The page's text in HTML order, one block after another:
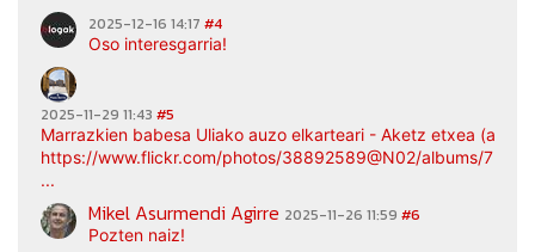
2025-12-16 14:17 #4
Oso interesgarria!
2025-11-29 11:43 #5
Marrazkien babesa Uliako auzo elkarteari - Aketz etxea
https://www.flickr.com/photos/38892589@N02/albums/
...
Mikel Asurmendi Agirre 2025-11-26 11:59 #6
Pozten naiz!